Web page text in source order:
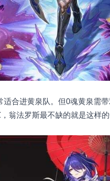
合进黄泉队。但0魂黄泉需
翁法罗斯最不缺的就是这样